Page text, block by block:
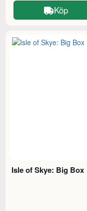
Köp
Isle of Skye: Big Box